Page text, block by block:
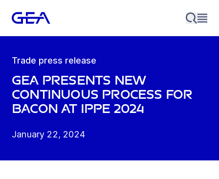
Trade press release
GEA presents new
continuous process for
bacon at IPPE 2024
January 22, 2024